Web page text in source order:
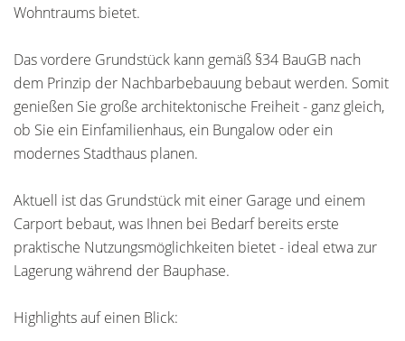
Wohntraums bietet.
Das vordere Grundstück kann gemäß §34 BauGB nach
dem Prinzip der Nachbarbebauung bebaut werden. Somit
genießen Sie große architektonische Freiheit - ganz gleich,
ob Sie ein Einfamilienhaus, ein Bungalow oder ein
modernes Stadthaus planen.
Aktuell ist das Grundstück mit einer Garage und einem
Carport bebaut, was Ihnen bei Bedarf bereits erste
praktische Nutzungsmöglichkeiten bietet - ideal etwa zur
Lagerung während der Bauphase.
Highlights auf einen Blick: